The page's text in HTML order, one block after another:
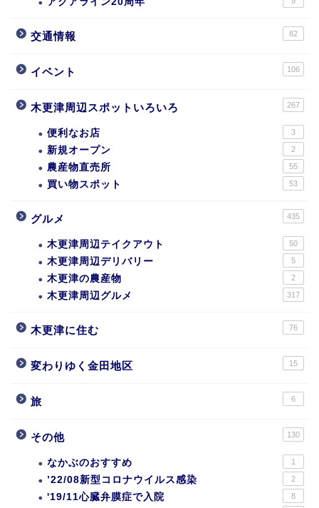
交通情報 82
イベント 106
木更津周辺スポットいろいろ 267
便利なお店 3
新規オープン 2
農産物直売所 55
買い物スポット 53
グルメ 435
木更津周辺テイクアウト 50
木更津周辺デリバリー 5
木更津の農産物 2
木更津周辺グルメ 317
木更津に住む 76
変わりゆく金田地区 15
旅 6
その他 130
なかぶのおすすめ 1
’22/08新型コロナウイルス感染 2
'19/11心臓弁膜症で入院 8